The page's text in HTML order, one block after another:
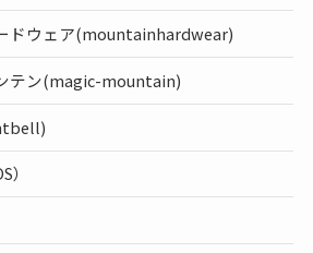
ドウェア(mountainhardwear)
テン(magic-mountain)
）